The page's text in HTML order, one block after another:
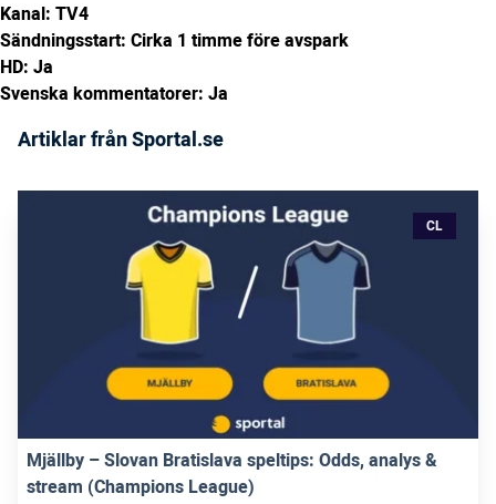
Kanal: TV4
Sändningsstart: Cirka 1 timme före avspark
HD: Ja
Svenska kommentatorer: Ja
Artiklar från Sportal.se
CL
Mjällby – Slovan Bratislava speltips: Odds, analys &
stream (Champions League)